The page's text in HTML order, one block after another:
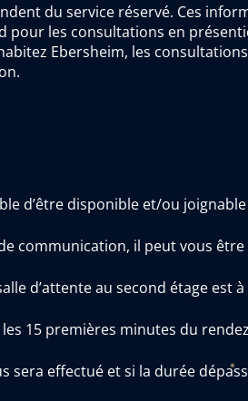
du service réservé. Ces
pour les consultations en
Ebersheim, les
d’être disponible et/ou
communication, il peut vous
d’attente au second étage est
15 premières minutes du
sera effectué et si la durée